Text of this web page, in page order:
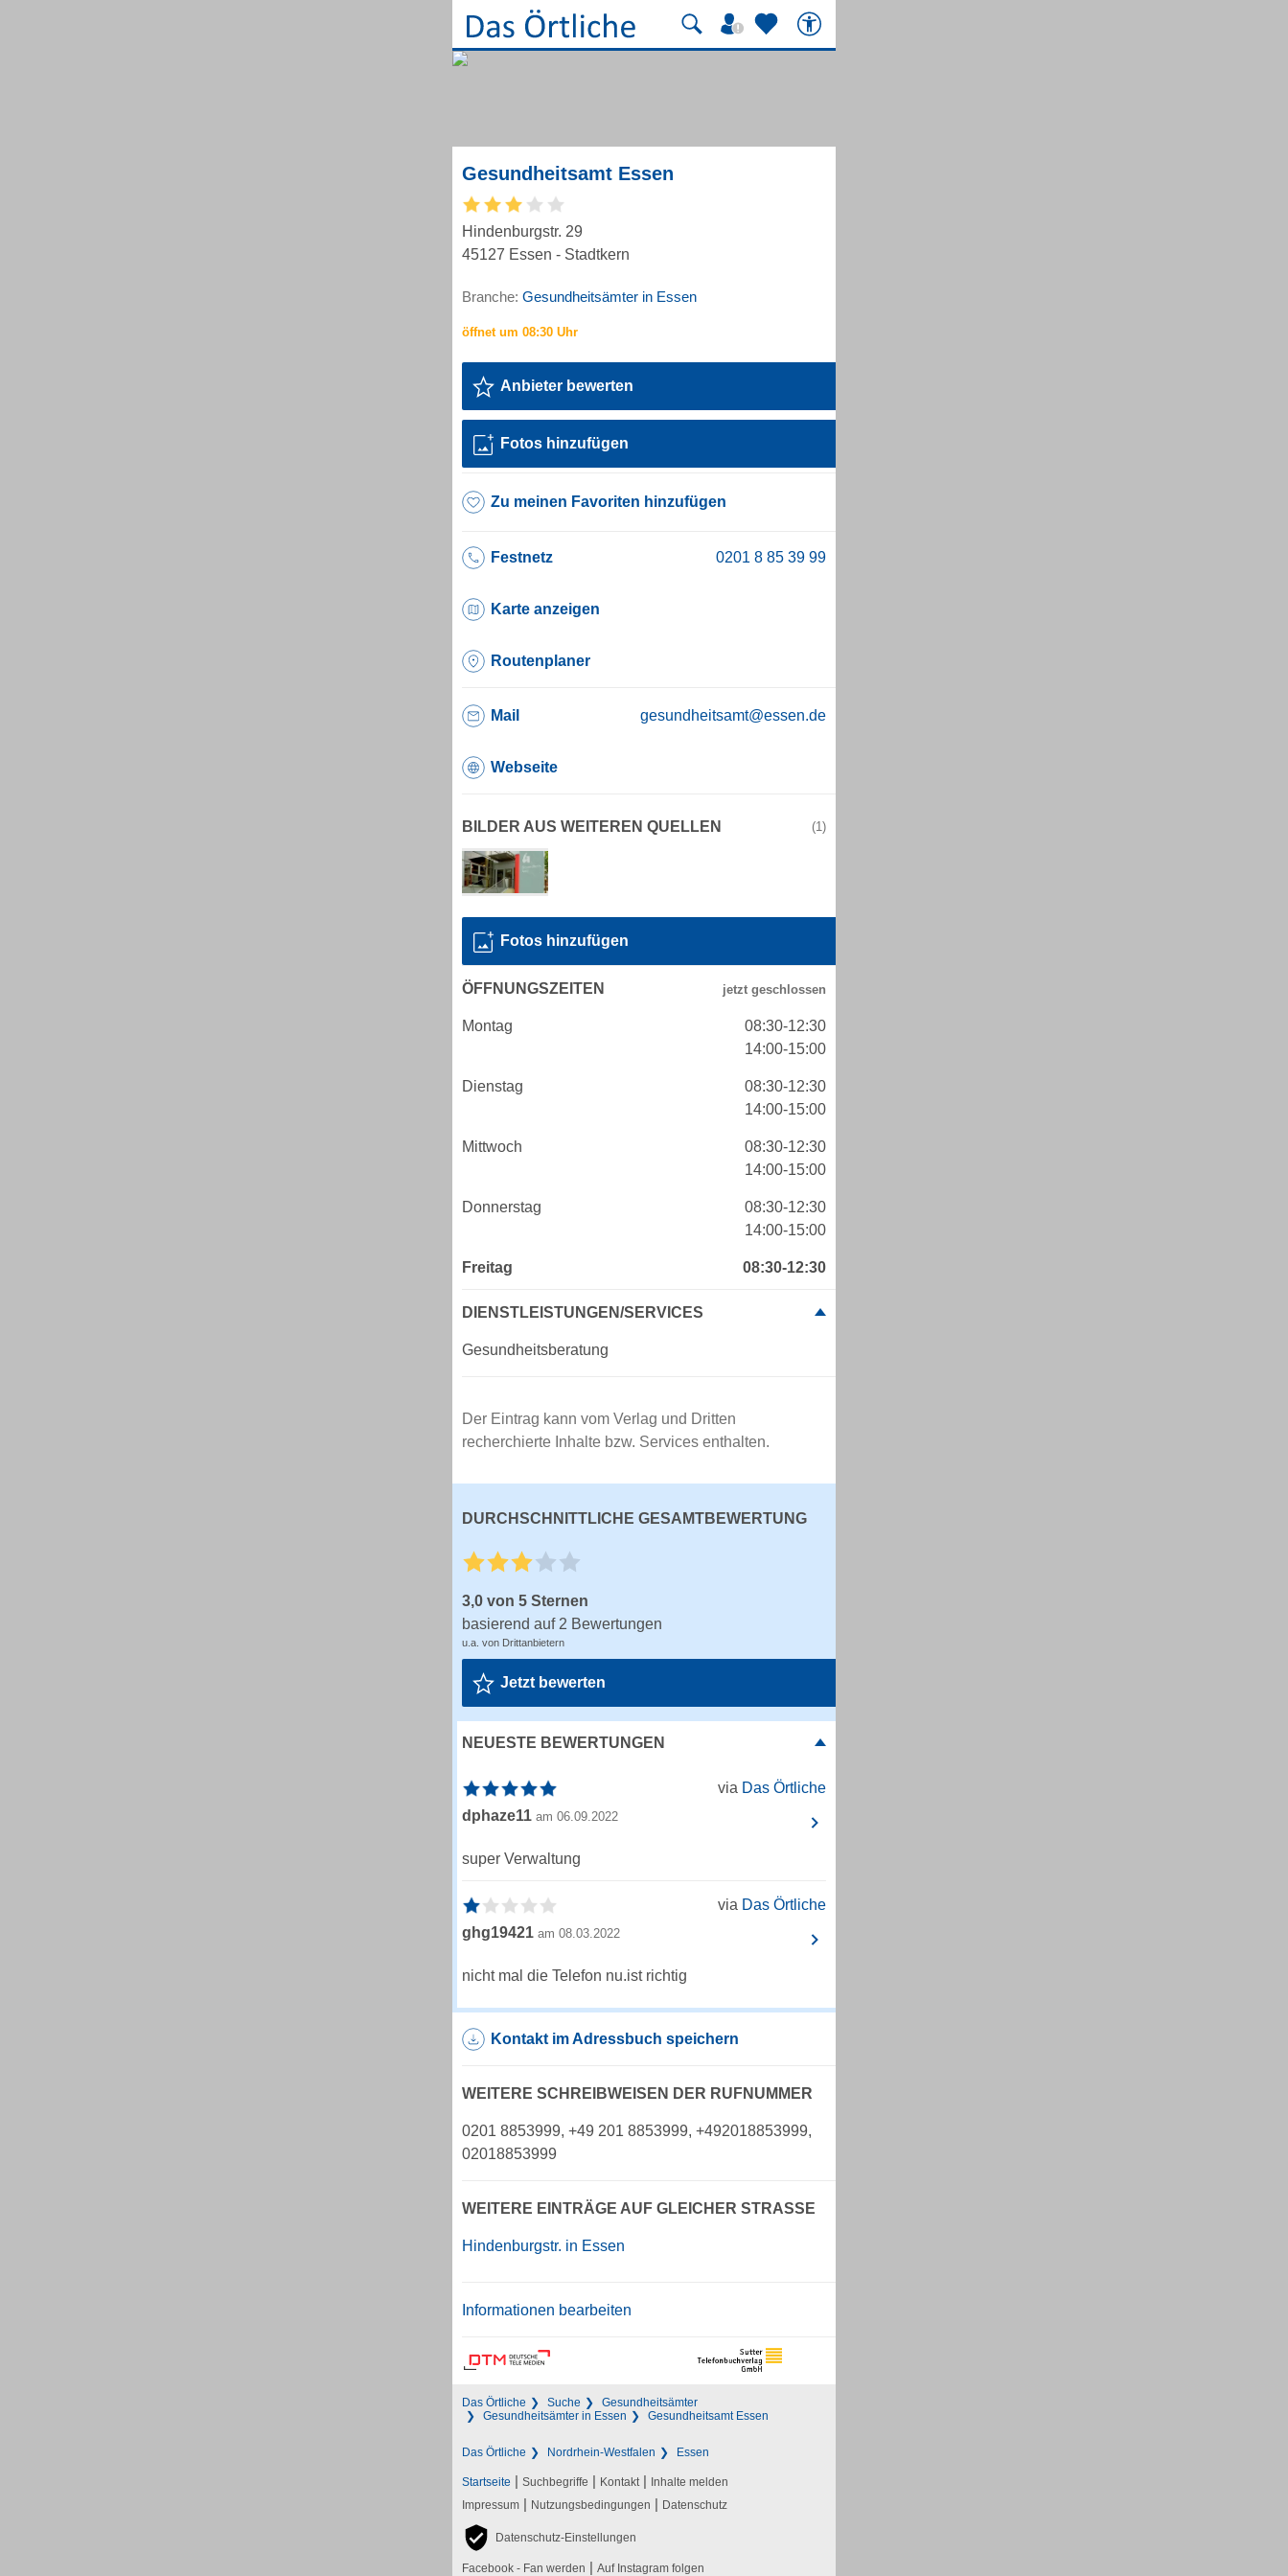
Gesundheitsamt Essen
Hindenburgstr. 29
45127 Essen - Stadtkern
Branche: Gesundheitsämter in Essen
Anbieter bewerten
Fotos hinzufügen
Zu meinen Favoriten hinzufügen
Festnetz
Karte anzeigen
Routenplaner
Mail gesundheitsamt@essen.de
Webseite
BILDER AUS WEITEREN QUELLEN (1)
Fotos hinzufügen
ÖFFNUNGSZEITEN
Montag
08:30-12:30
14:00-15:00
Dienstag
08:30-12:30
14:00-15:00
Mittwoch
08:30-12:30
14:00-15:00
Donnerstag
08:30-12:30
14:00-15:00
Freitag 08:30-12:30
DIENSTLEISTUNGEN/SERVICES
Gesundheitsberatung
Der Eintrag kann vom Verlag und Dritten
recherchierte Inhalte bzw. Services enthalten.
DURCHSCHNITTLICHE GESAMTBEWERTUNG
3,0 von 5 Sternen
basierend auf 2 Bewertungen
u.a. von Drittanbietern
Jetzt bewerten
NEUESTE BEWERTUNGEN
via Das Örtliche
dphaze11 am 06.09.2022
super Verwaltung
via Das Örtliche
ghg19421 am 08.03.2022
nicht mal die Telefon nu.ist richtig
Kontakt im Adressbuch speichern
WEITERE SCHREIBWEISEN DER RUFNUMMER
0201 8853999, +49 201 8853999, +492018853999,
02018853999
WEITERE EINTRÄGE AUF GLEICHER STRASSE
Hindenburgstr. in Essen
Informationen bearbeiten
Das Örtliche Suche
Gesundheitsämter
Gesundheitsämter in Essen
Gesundheitsamt Essen
Das Örtliche Nordrhein-Westfalen Essen
Startseite | Suchbegriffe | Kontakt | Inhalte melden
Impressum | Nutzungsbedingungen | Datenschutz
Datenschutz-Einstellungen
Facebook - Fan werden | Auf Instagram folgen